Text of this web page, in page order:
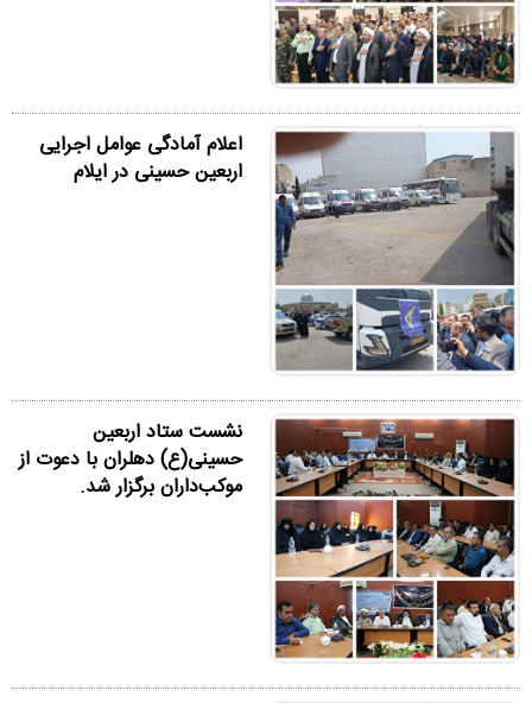
اعلام آمادگی عوامل اجرایی
اربعین حسینی در ایلام
نشست ستاد اربعین
حسینی(ع) دهلران با دعوت از
موکب‌داران برگزار شد.